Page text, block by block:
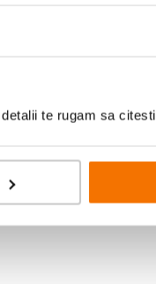
te rugam sa citesti